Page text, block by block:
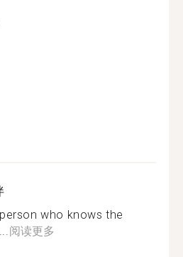
who knows the
阅读更多